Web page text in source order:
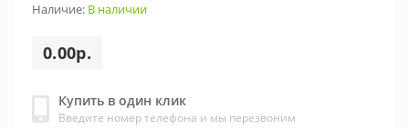
Наличие: В наличии
0.00р.
Купить в один клик
Введите номер телефона и мы перезвоним